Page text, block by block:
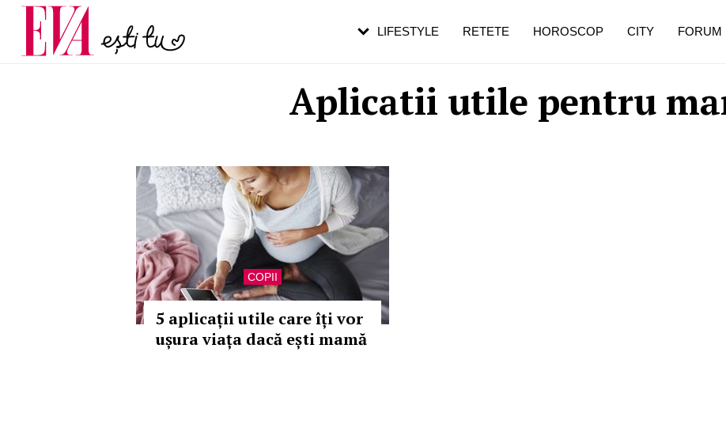
Aplicatii utile pentru
COPII
5 aplicații utile care îți vor
ușura viața dacă ești mamă
LIFESTYLE RETETE HOROSCOP CITY FORUM
Carieră
Actualitate
pe măsură ce înaintezi în vârstă
de dureroasă este investigația